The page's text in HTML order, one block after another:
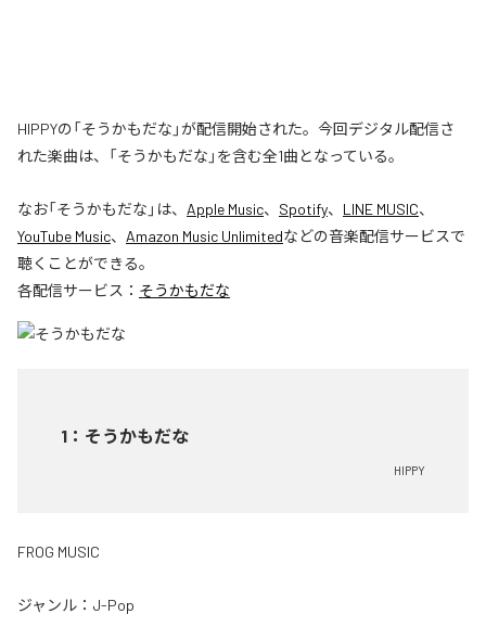
HIPPYの「そうかもだな」が配信開始された。今回デジタル配信さ
れた楽曲は、「そうかもだな」を含む全1曲となっている。
なお「そうかもだな 」は、 Apple Music、 Spotify、 LINE MUSIC、
YouTube Music、 Amazon Music Unlimitedなどの音楽配信サービスで
聴くことができる。
各配信サービス： そうかもだな
1 ： そうかもだな
HIPPY
FROG MUSIC
ジャンル： J-Pop